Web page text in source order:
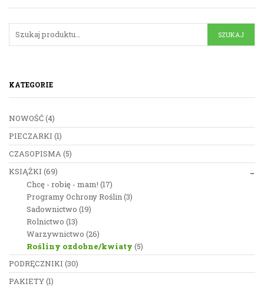
KATEGORIE
NOWOŚĆ(4)
PIECZARKI (1)
CZASOPISMA(5)
KSIĄŻKI (69)
Chcę - robię - mam! (17)
Programy Ochrony Roślin(3)
Sadownictwo (19)
Rolnictwo (13)
Warzywnictwo (26)
Rośliny ozdobne/kwiaty (5)
PODRĘCZNIKI (30)
PAKIETY(1)